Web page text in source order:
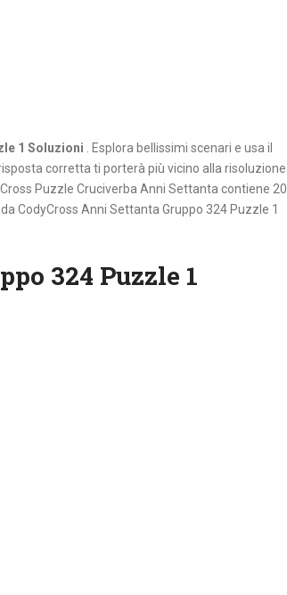
1 Soluzioni
. Esplora bellissimi scenari e usa il
corretta ti porterà più vicino alla risoluzione
Puzzle Cruciverba Anni Settanta contiene 20
CodyCross Anni Settanta Gruppo 324 Puzzle 1
324 Puzzle 1